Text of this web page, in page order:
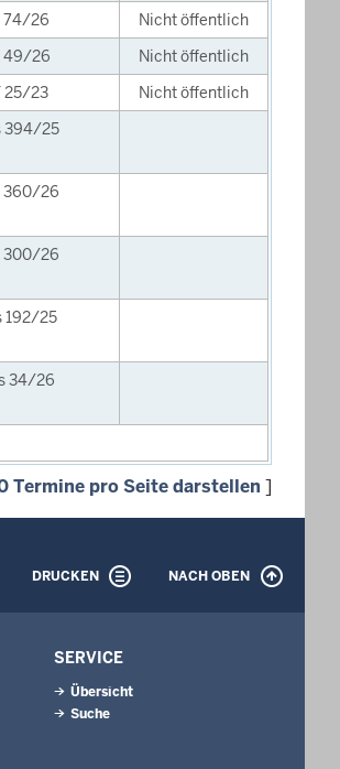
74/26
Nicht öffentlich
49/26
Nicht öffentlich
25/23
Nicht öffentlich
394/25
360/26
300/26
192/25
34/26
Termine pro Seite darstellen ]
DRUCKEN NACH OBEN
SERVICE
Übersicht
Suche